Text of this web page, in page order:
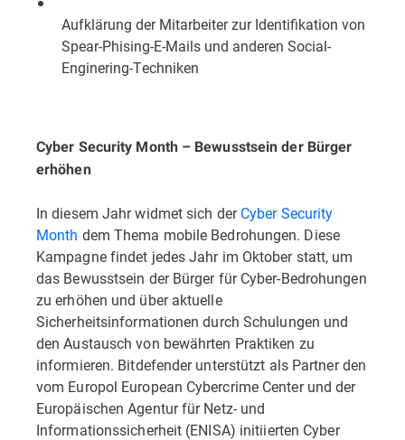
Aufklärung der Mitarbeiter zur Identifikation von
Spear-Phising-E-Mails und anderen Social-
Enginering-Techniken
Cyber Security Month – Bewusstsein der Bürger
erhöhen
In diesem Jahr widmet sich derCyber Security
Month dem Thema mobile Bedrohungen. Diese
Kampagne findet jedes Jahr im Oktober statt, um
das Bewusstsein der Bürger für Cyber-Bedrohungen
zu erhöhen und über aktuelle
Sicherheitsinformationen durch Schulungen und
den Austausch von bewährten Praktiken zu
informieren. Bitdefender unterstützt als Partner den
vom Europol European Cybercrime Center und der
Europäischen Agentur für Netz- und
Informationssicherheit (ENISA) initiierten Cyber